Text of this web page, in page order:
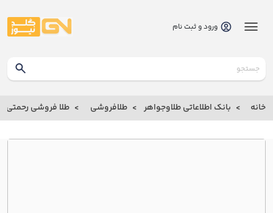
بانک
بانک
اطلاعاتی
ورود و ثبت نام
خانه بانک اطلاعاتی طلاوجواهر طلافروشی طلا فروشی رحمتي